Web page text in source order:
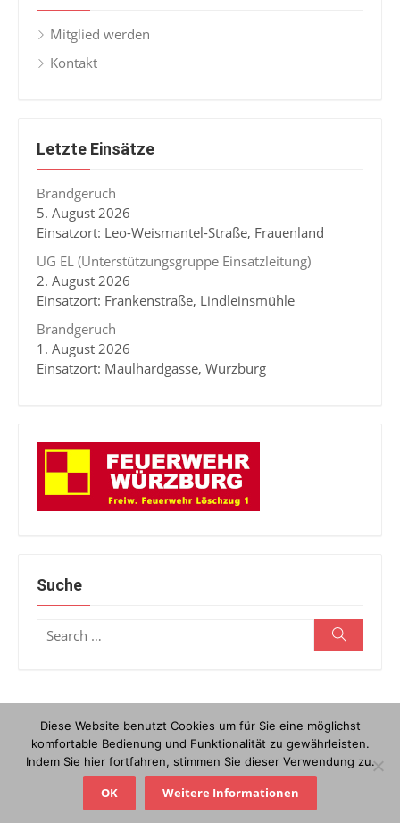
Mitglied werden
Kontakt
Letzte Einsätze
Brandgeruch
5. August 2026
Einsatzort: Leo-Weismantel-Straße, Frauenland
UG EL (Unterstützungsgruppe Einsatzleitung)
2. August 2026
Einsatzort: Frankenstraße, Lindleinsmühle
Brandgeruch
1. August 2026
Einsatzort: Maulhardgasse, Würzburg
Suche
Search
© 2026 Löschzug 1/ Powered by WordPress / Theme by Design
Lab
Anfahrt Datenschutzerklärung Impressum
Diese Website benutzt Cookies um für Sie eine möglichst
komfortable Bedienung und Funktionalität zu gewährleisten.
Indem Sie hier fortfahren, stimmen Sie dieser Verwendung zu.
OK Weitere Informationen